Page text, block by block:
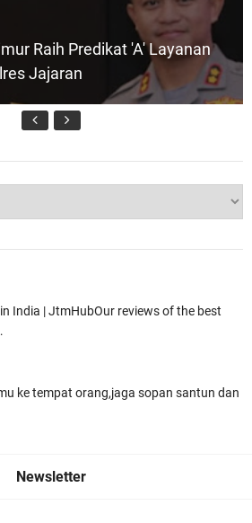
Raih Predikat 'A' Layanan
Jajaran
Resmi Diganti ,AKP Imran
India | JtmHubOur reviews of the best
ke tempat orang,jaga sopan santun dan